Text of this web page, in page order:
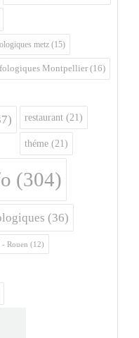
metz (15)
Montpellier (16)
restaurant (21)
théme (21)
(304)
(36)
Rouen (12)